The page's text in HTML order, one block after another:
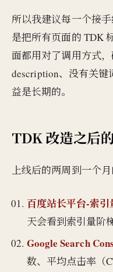
所以我建议每一个接
是把所有页面的 TDK
面都用对了调用方式
description、没有关
益是长期的。
TDK 改造之后
上线后的两周到一个
百度站长平台-索引
天会看到索引量阶
Google Search
数、平均点击率（